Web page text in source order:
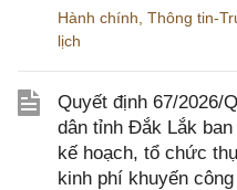
Hành chính Thông tin-
lịch
Quyết định 67/2026/
dân tỉnh Đắk Lắk
kế hoạch, tổ chức
kinh phí khuyến